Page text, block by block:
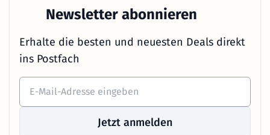
Newsletter abonnieren
Erhalte die besten und neuesten Deals direkt
ins Postfach
Jetzt anmelden